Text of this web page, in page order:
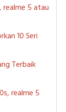
realme 5 atau
10 Seri
Terbaik
realme 5